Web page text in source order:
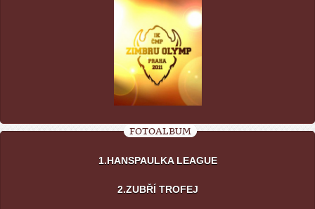
FOTOALBUM
1.HANSPAULKA LEAGUE
2.ZUBŘÍ TROFEJ